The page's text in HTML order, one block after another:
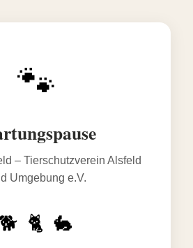
🐾
– Tierschutzverein Alsfeld
Umgebung e.V.
🐕 🐈 🐇